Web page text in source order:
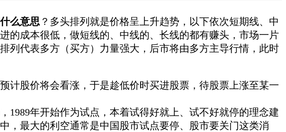
么意思 ？多头排列就是价格呈上升趋势，以下依次短期线、中
的成本很低，做短线的、中线的、长线的都有赚头，市场一片
列代表多方（买方）力量强大，后市将由多方主导行情，此时
股价将会看涨，于是趁低价时买进股票，待股票上涨至某一
年开始作为试点，本着试得好就上、试不好就停的理念建
，最大的利空通常是中国股市试点要停、股市要关门这类消